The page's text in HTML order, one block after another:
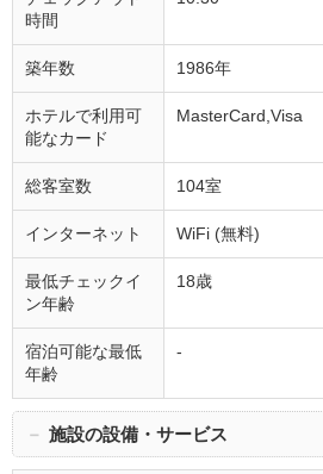
時間
築年数 1986年
ホテルで利用可
能なカード
MasterCard,Visa
総客室数 104室
インターネット WiFi (無料)
最低チェックイ
ン年齢
18歳
宿泊可能な最低
年齢
-
－ 施設の設備・サービス